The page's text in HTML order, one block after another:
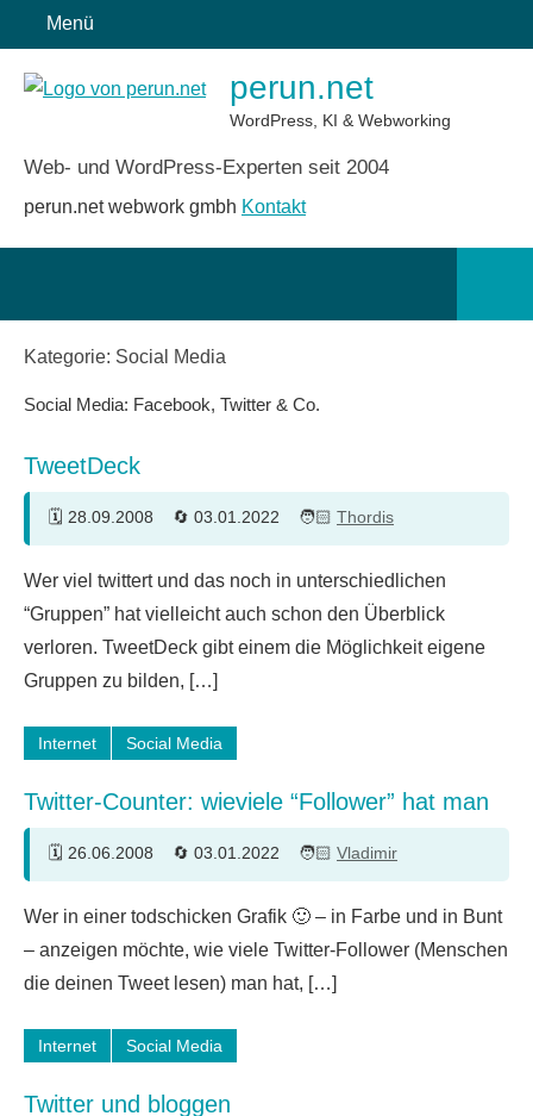
Inhalt
springen
Menü
perun.net
WordPress, KI & Webworking
Web- und WordPress-Experten seit 2004
perun.net webwork gmbh Kontakt
Kategorie: Social Media
Social Media: Facebook, Twitter & Co.
TweetDeck
28.09.2008 03.01.2022 Thordis
Kommentare
Wer viel twittert und das noch in unterschiedlichen
“Gruppen” hat vielleicht auch schon den Überblick
verloren. TweetDeck gibt einem die Möglichkeit eigene
Gruppen zu bilden, […]
Internet Social Media
Twitter-Counter: wieviele “Follower” hat man
26.06.2008 03.01.2022 Vladimir
Kommentare
Wer in einer todschicken Grafik 🙂 – in Farbe und in Bunt
– anzeigen möchte, wie viele Twitter-Follower (Menschen
die deinen Tweet lesen) man hat, […]
Internet Social Media
Twitter und bloggen